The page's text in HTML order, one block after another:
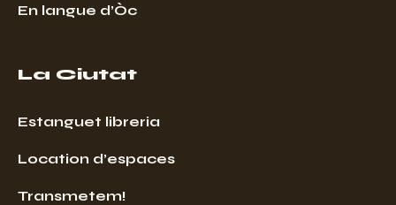
En langue d’Òc
La Ciutat
Estanguet libreria
Location d’espaces
Transmetem!